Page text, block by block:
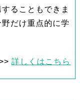
ることもできま
だけ重点的に学
詳しくはこちら